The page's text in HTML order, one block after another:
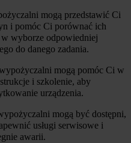
mogą przedstawić Ci
i pomóc Ci porównać ich
wyborze odpowiedniej
do danego zadania.
mogą pomóc Ci w
i szkolenie, aby
urządzenia.
mogą być dostępni,
usługi serwisowe i
awarii.